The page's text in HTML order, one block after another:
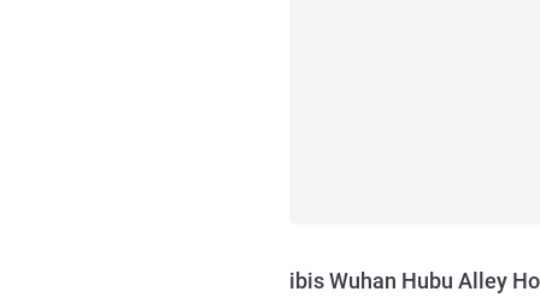
ibis Wuhan Hubu Alley